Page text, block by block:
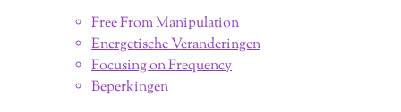
Free From Manipulation
Energetische Veranderingen
Focusing on Frequency
Beperkingen